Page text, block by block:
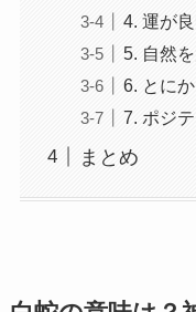
4. 運が
5. 自然
6. とに
7. ポジ
まとめ